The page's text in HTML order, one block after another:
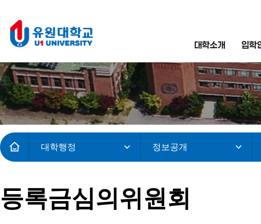
대학소개 입학
대학행정 정보공개
등록금심의위원회